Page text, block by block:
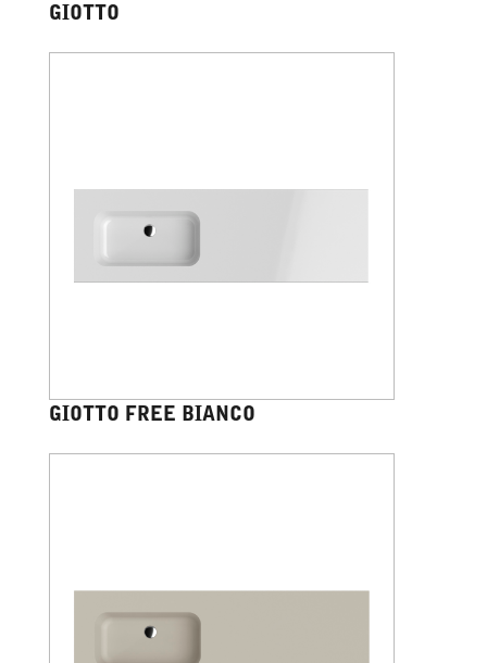
GIOTTO
GIOTTO FREE BIANCO